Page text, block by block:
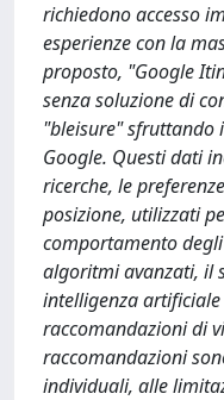
richiedono accesso
esperienze con la
proposto, "Google
senza soluzione di
"bleisure" sfruttando
Google. Questi dati
ricerche, le
posizione, utilizzati
comportamento
algoritmi avanzati, il
intelligenza
raccomandazioni di
raccomandazioni
individuali, alle